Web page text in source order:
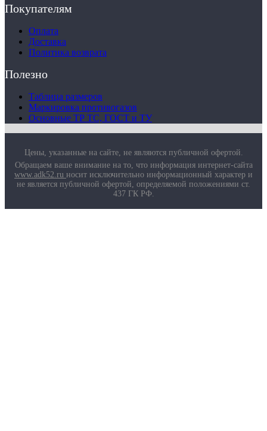
Покупателям
Оплата
Доставка
Политика возврата
Полезно
Таблица размеров
Маркировка противогазов
Основные ТР ТС, ГОСТ и ТУ
Цены, указанные на сайте, не являются публичной офертой.
Обращаем ваше внимание на то, что информация интернет-сайта
www.adk52.ru носит исключительно информационный характер и
не является публичной офертой, определяемой положениями ст.
437 ГК РФ.